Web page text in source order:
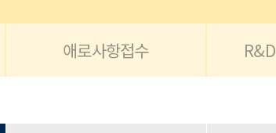
협회일정
회원사동정
보유자료
외부구입
애로사항접수